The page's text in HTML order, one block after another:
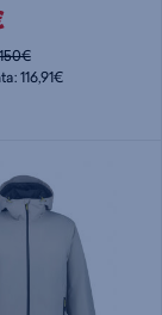
116,91€